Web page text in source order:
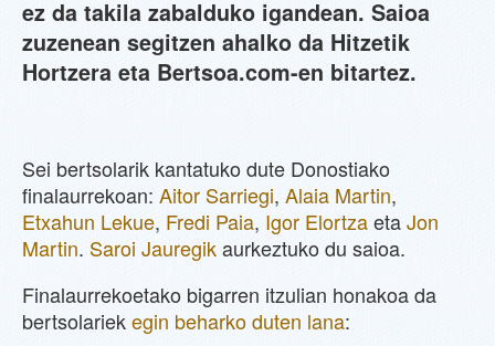
ez da takila zabalduko igandean. Saioa
zuzenean segitzen ahalko da Hitzetik
Hortzera eta Bertsoa.com-en bitartez.
Sei bertsolarik kantatuko dute Donostiako
finalaurrekoan: Aitor Sarriegi, Alaia Martin,
Etxahun Lekue, Fredi Paia, Igor ElortzaetaJon
Martin. Saroi Jauregikaurkeztuko du saioa.
Finalaurrekoetako bigarren itzulian honakoa da
bertsolariekegin beharko duten lana: